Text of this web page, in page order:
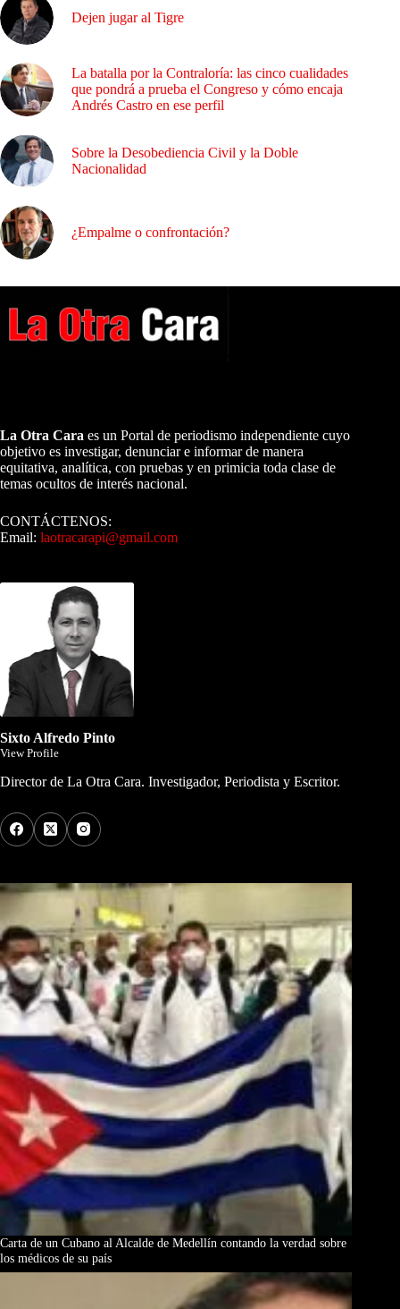
Dejen jugar al Tigre
La batalla por la Contraloría: las cinco cualidades
que pondrá a prueba el Congreso y cómo encaja
Andrés Castro en ese perfil
Sobre la Desobediencia Civil y la Doble
Nacionalidad
¿Empalme o confrontación?
La Otra Cara es un Portal de periodismo independiente cuyo
objetivo es investigar, denunciar e informar de manera
equitativa, analítica, con pruebas y en primicia toda clase de
temas ocultos de interés nacional.
CONTÁCTENOS:
Email: laotracarapi@gmail.com
Sixto Alfredo Pinto
View Profile
Director de La Otra Cara. Investigador, Periodista y Escritor.
Carta de un Cubano al Alcalde de Medellín contando la verdad sobre
los médicos de su país